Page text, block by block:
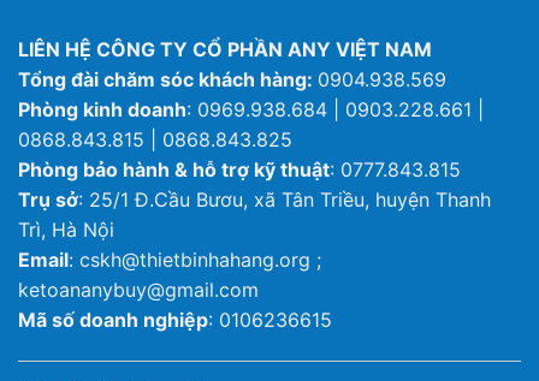
LIÊN HỆ CÔNG TY CỔ PHẦN ANY VIỆT NAM
Tổng đài chăm sóc khách hàng: 0904.938.569
Phòng kinh doanh: 0969.938.684 | 0903.228.661 |
0868.843.815 | 0868.843.825
Phòng bảo hành & hỗ trợ kỹ thuật: 0777.843.815
Trụ sở: 25/1 Đ.Cầu Bươu, xã Tân Triều, huyện Thanh
Trì, Hà Nội
Email: cskh@thietbinhahang.org ;
ketoananybuy@gmail.com
Mã số doanh nghiệp: 0106236615